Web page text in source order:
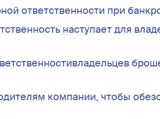
ответственности при
наступает для
компании, чтобы